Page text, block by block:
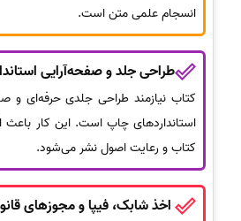
انسجام علمی متن است.
طراحی جلد و صفحه‌آرایی
کتاب نیازمند طراحی جلدی حرفه‌ای و
استانداردهای چاپ است. این کار
کتاب و رعایت اصول نشر می‌شود.
اخذ شابک، فیپا و مجوزهای